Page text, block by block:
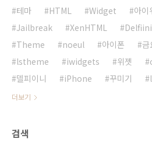
테마
HTML Widget 아이
Jailbreak
XenHTML Delfiini
Theme
noeul 아이폰 금
lstheme
iwidgets 위젯
델피이니
iPhone 꾸미기
더보기
검색